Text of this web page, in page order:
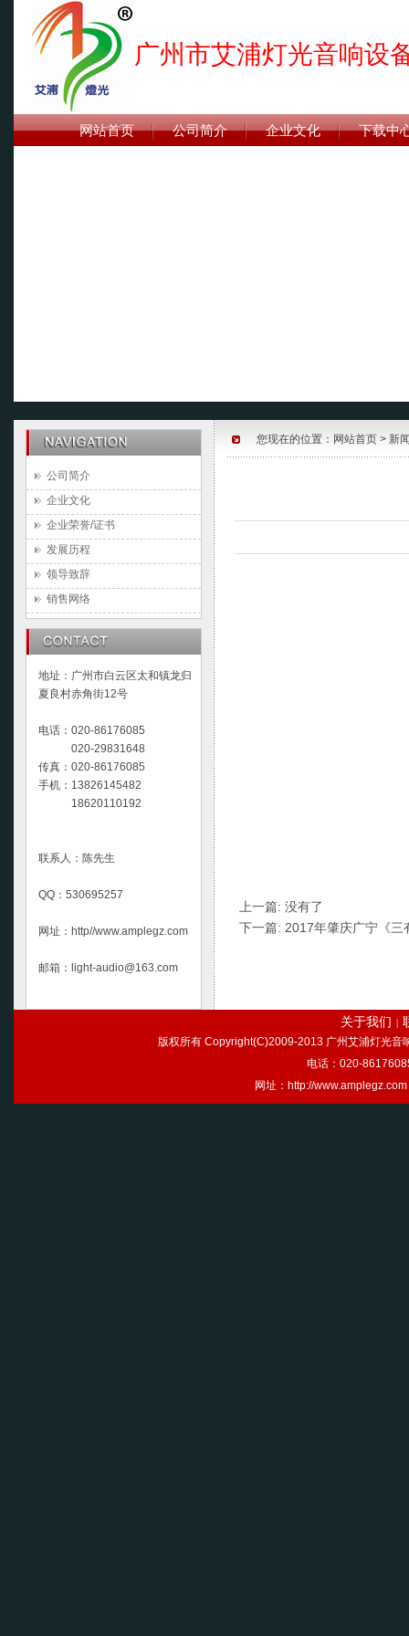
广州市艾浦灯光音响设
网站首页 公司简介 企业文化 下载中
公司简介
企业文化
企业荣誉/证书
发展历程
领导致辞
销售网络
地址：广州市白云区太和镇龙归
夏良村赤角街12号
电话：020-86176085
020-29831648
传真：020-86176085
手机：13826145482
18620110192
联系人：陈先生
QQ：530695257
网址：http//www.amplegz.com
邮箱：light-audio@163.com
您现在的位置： 网站首页 > 新
上一篇: 没有了
下一篇: 2017年肇庆广宁《三
关于我们 |
版权所有 Copyright(C)2009-2013 广州艾浦灯光
电话：020-
网址：http://